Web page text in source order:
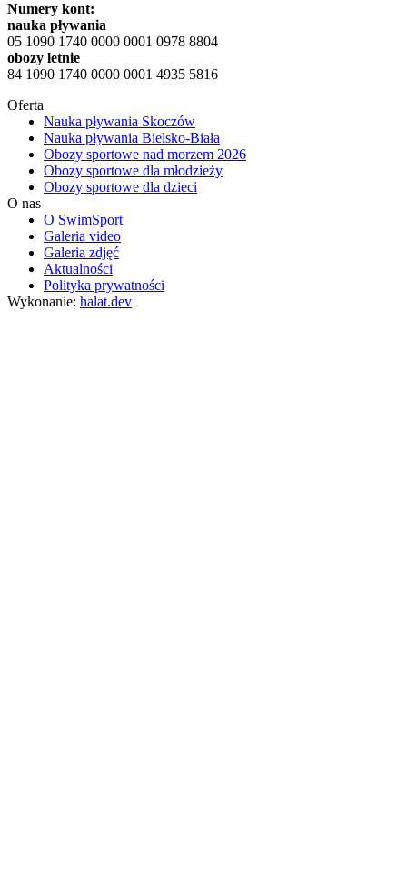
Numery kont:
nauka pływania
05 1090 1740 0000 0001 0978 8804
obozy letnie
84 1090 1740 0000 0001 4935 5816
Oferta
Nauka pływania Skoczów
Nauka pływania Bielsko-Biała
Obozy sportowe nad morzem 2026
Obozy sportowe dla młodzieży
Obozy sportowe dla dzieci
O nas
O SwimSport
Galeria video
Galeria zdjęć
Aktualności
Polityka prywatności
Wykonanie: halat.dev